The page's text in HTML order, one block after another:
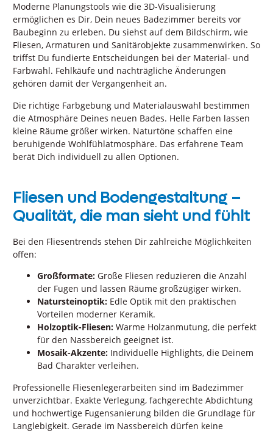
Moderne Planungstools wie die 3D-Visualisierung
ermöglichen es Dir, Dein neues Badezimmer bereits vor
Baubeginn zu erleben. Du siehst auf dem Bildschirm, wie
Fliesen, Armaturen und Sanitärobjekte zusammenwirken. So
triffst Du fundierte Entscheidungen bei der Material- und
Farbwahl. Fehlkäufe und nachträgliche Änderungen
gehören damit der Vergangenheit an.
Die richtige Farbgebung und Materialauswahl bestimmen
die Atmosphäre Deines neuen Bades. Helle Farben lassen
kleine Räume größer wirken. Naturtöne schaffen eine
beruhigende Wohlfühlatmosphäre. Das erfahrene Team
berät Dich individuell zu allen Optionen.
Fliesen und Bodengestaltung –
Qualität, die man sieht und fühlt
Bei den Fliesentrends stehen Dir zahlreiche Möglichkeiten
offen:
Großformate: Große Fliesen reduzieren die Anzahl
der Fugen und lassen Räume großzügiger wirken.
Natursteinoptik: Edle Optik mit den praktischen
Vorteilen moderner Keramik.
Holzoptik-Fliesen: Warme Holzanmutung, die perfekt
für den Nassbereich geeignet ist.
Mosaik-Akzente: Individuelle Highlights, die Deinem
Bad Charakter verleihen.
Professionelle Fliesenlegerarbeiten sind im Badezimmer
unverzichtbar. Exakte Verlegung, fachgerechte Abdichtung
und hochwertige Fugensanierung bilden die Grundlage für
Langlebigkeit. Gerade im Nassbereich dürfen keine